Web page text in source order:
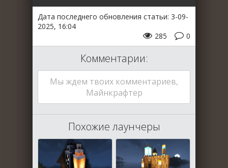
Дата последнего обновления статьи: 3-09-
2025, 16:04
0
285
Комментарии:
Мы ждем твоих комментариев,
Майнкрафтер
Похожие лаунчеры